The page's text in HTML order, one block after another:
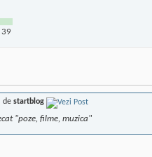
39
de startblog
"poze, filme, muzica"